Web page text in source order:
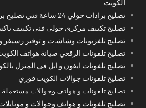
الكويت
تصليح برادات حولي 24 ساعة فني تصليح برادات باكستاني
تصليح تكييف مركزي حولي فني تكييف
تصليح تلفزيونات وشاشات و توفير رسيفر
تصليح تلفونات الرقعي صيانة هواتف
تصليح تلفونات ايفون و آبل في المنزل
تصليح تلفونات جوالات الكويت فوري
تصليح تلفونات و هواتف وجوالات مستعملة
تصليح تلفونات و هواتف وجوالات و